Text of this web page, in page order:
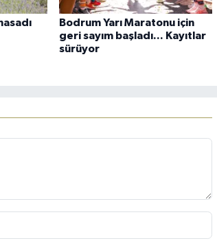
Bodrum Yarı Maratonu için
geri sayım başladı... Kayıtlar
sürüyor